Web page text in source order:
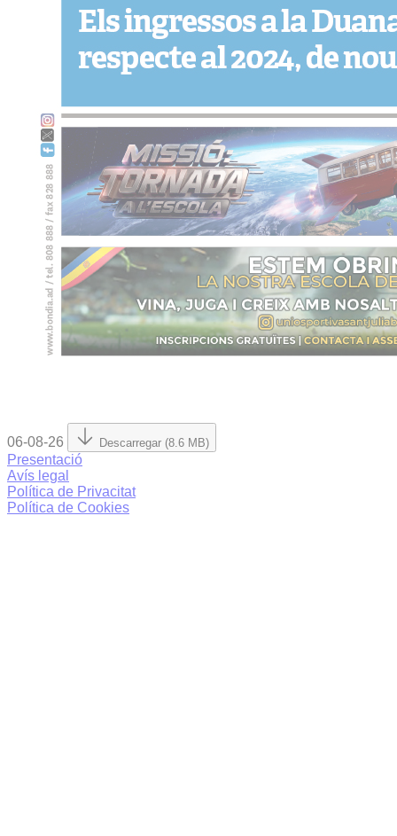
06-08-26 Descarregar (8.6 MB)
Presentació
Avís legal
Política de Privacitat
Política de Cookies